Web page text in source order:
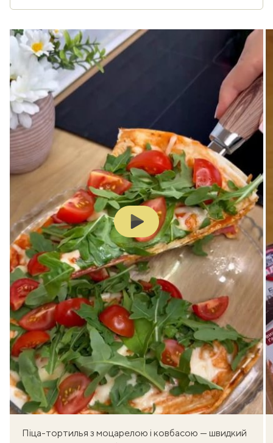
Play
Піца-тортилья з моцарелою і ковбасою — швидкий